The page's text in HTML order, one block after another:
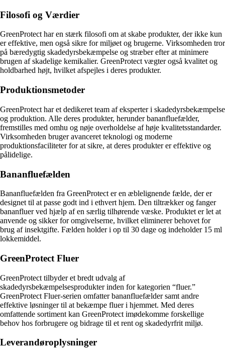
Filosofi og Værdier
GreenProtect har en stærk filosofi om at skabe produkter, der ikke kun
er effektive, men også sikre for miljøet og brugerne. Virksomheden tror
på bæredygtig skadedyrsbekæmpelse og stræber efter at minimere
brugen af skadelige kemikalier. GreenProtect vægter også kvalitet og
holdbarhed højt, hvilket afspejles i deres produkter.
Produktionsmetoder
GreenProtect har et dedikeret team af eksperter i skadedyrsbekæmpelse
og produktion. Alle deres produkter, herunder bananfluefælder,
fremstilles med omhu og nøje overholdelse af høje kvalitetsstandarder.
Virksomheden bruger avanceret teknologi og moderne
produktionsfaciliteter for at sikre, at deres produkter er effektive og
pålidelige.
Bananfluefælden
Bananfluefælden fra GreenProtect er en æblelignende fælde, der er
designet til at passe godt ind i ethvert hjem. Den tiltrækker og fanger
bananfluer ved hjælp af en særlig tilhørende væske. Produktet er let at
anvende og sikker for omgivelserne, hvilket eliminerer behovet for
brug af insektgifte. Fælden holder i op til 30 dage og indeholder 15 ml
lokkemiddel.
GreenProtect Fluer
GreenProtect tilbyder et bredt udvalg af
skadedyrsbekæmpelsesprodukter inden for kategorien “fluer.”
GreenProtect Fluer-serien omfatter bananfluefælder samt andre
effektive løsninger til at bekæmpe fluer i hjemmet. Med deres
omfattende sortiment kan GreenProtect imødekomme forskellige
behov hos forbrugere og bidrage til et rent og skadedyrfrit miljø.
Leverandøroplysninger